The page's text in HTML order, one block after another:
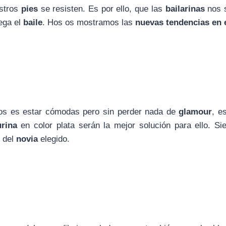
piesse resisten. Es por ello, que las bailarinasnos
el baile. Hos os mostramos las nuevas tendencias en
es estar cómodas pero sin perder nada deglamour,
en color plata serán la mejor solución para ello.
del noviaelegido.